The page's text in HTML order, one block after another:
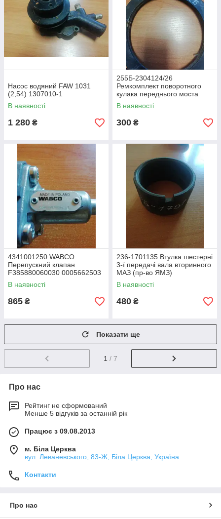
Насос водяний FAW 1031
(2,54) 1307010-1
В наявності
1 280 ₴
255Б-2304124/26
Ремкомплект поворотного
кулака переднього моста
Краз
В наявності
300 ₴
4341001250 WABCO
Перепускний клапан
F385880060030 0005662503
0052365395 02516825
110248000 1504934 150981
В наявності
865 ₴
236-1701135 Втулка шестерні
3-ї передачі вала вторинного
МАЗ (пр-во ЯМЗ)
В наявності
480 ₴
Показати ще
1 / 7
Про нас
Рейтинг не сформований
Менше 5 відгуків за останній рік
Працює з 09.08.2013
м. Біла Церква
вул. Леваневського, 83-Ж, Біла Церква, Україна
Контакти
Про нас